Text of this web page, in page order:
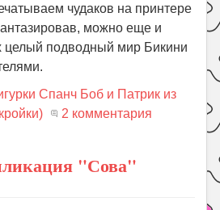
чудаков на принтере
можно еще и
целый подводный мир Бикини
Спанч Боб и Патрик из
2 комментария
"Сова"